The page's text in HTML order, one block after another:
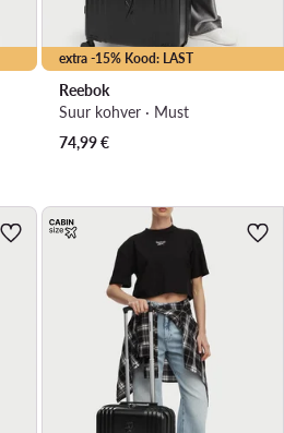
extra -15% Kood: LAST
Reebok
Suur kohver · Must
74,99€